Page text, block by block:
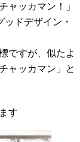
ャッカマン！」
ッドデザイン・
ですが、似たよ
ャッカマン」と
す